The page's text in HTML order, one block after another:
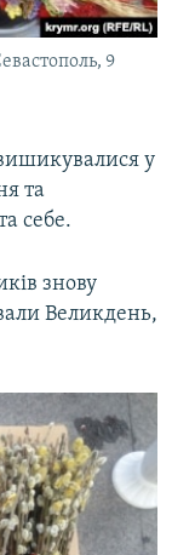
9
у
та
себе.
знову
Великдень,